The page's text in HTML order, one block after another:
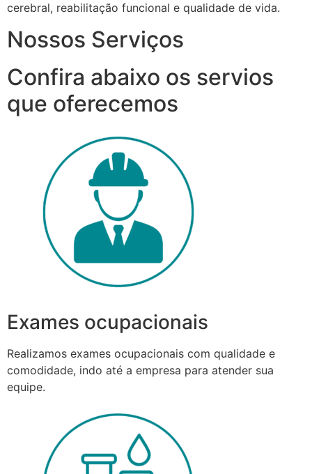
cerebral, reabilitação funcional e qualidade de vida.
Nossos Serviços
Confira abaixo os servios
que oferecemos
Exames ocupacionais
Realizamos exames ocupacionais com qualidade e
comodidade, indo até a empresa para atender sua
equipe.